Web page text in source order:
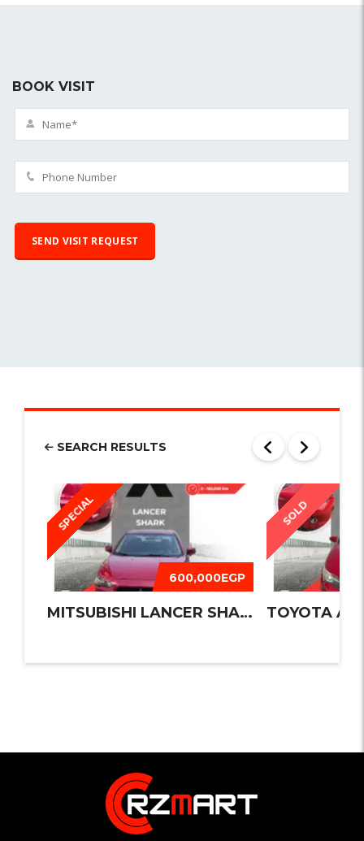
BOOK VISIT
SEARCH RESULTS
SPECIAL
600,000EGP
MITSUBISHI LANCER SHARK 2016
SOLD
TOYOTA